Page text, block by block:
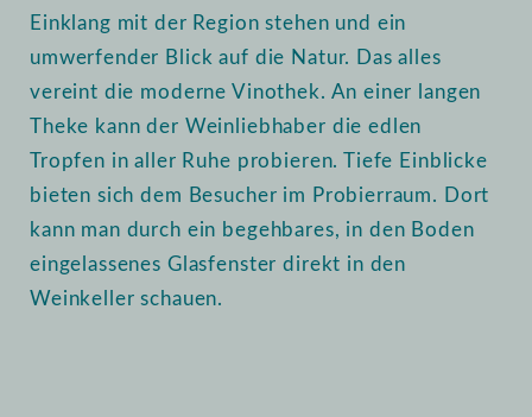
Einklang mit der Region stehen und ein
umwerfender Blick auf die Natur. Das alles
vereint die moderne Vinothek. An einer langen
Theke kann der Weinliebhaber die edlen
Tropfen in aller Ruhe probieren. Tiefe Einblicke
bieten sich dem Besucher im Probierraum. Dort
kann man durch ein begehbares, in den Boden
eingelassenes Glasfenster direkt in den
Weinkeller schauen.